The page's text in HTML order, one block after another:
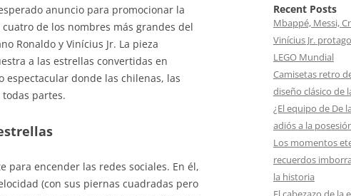
anuncio para promocionar la
cuatro de los nombres más grandes del
Ronaldo y Vinícius Jr. La pieza
a las estrellas convertidas en
donde las chilenas, las
partes.
para encender las redes sociales. En él,
(con sus piernas cuadradas pero
Recent Posts
Mbappé, Messi,
Vinícius Jr.
LEGO Mundial
Camisetas retro
diseño clásico de
¿El equipo de De
adiós a la
Los momentos
recuerdos
la historia